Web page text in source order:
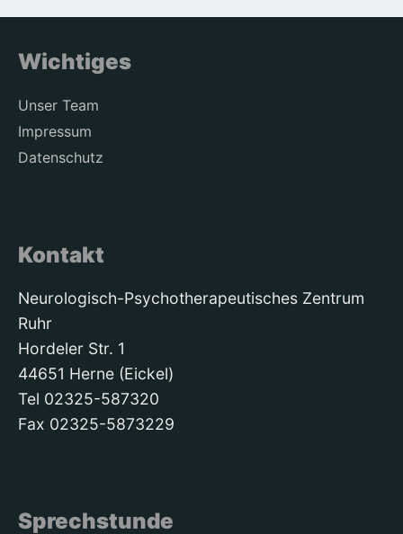
Wichtiges
Unser Team
Impressum
Datenschutz
Kontakt
Neurologisch-Psychotherapeutisches Zentrum
Ruhr
Hordeler Str. 1
44651 Herne (Eickel)
Tel 02325-587320
Fax 02325-5873229
Sprechstunde